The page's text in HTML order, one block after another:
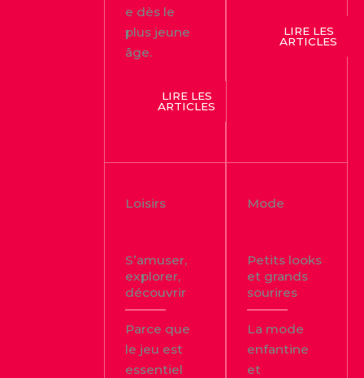
e dès le
plus jeune
âge.
LIRE LES
ARTICLES
LIRE LES
ARTICLES
Loisirs
S’amuser,
explorer,
découvrir
Parce que
le jeu est
essentiel
Mode
Petits looks
et grands
sourires
La mode
enfantine
et